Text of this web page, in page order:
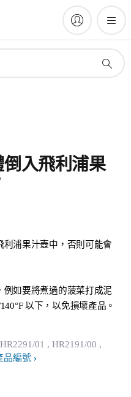
入飛利浦果
浦果汁壺中，否則可能會
如要將煮過的菠菜打成泥
以下，以免損壞產品。
HR2291/01 , HR2191/00 ,
品編號